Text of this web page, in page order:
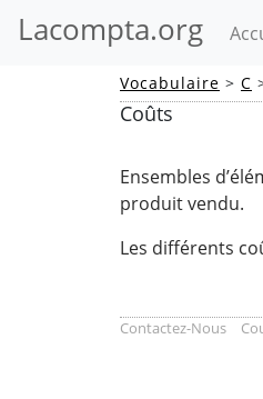
Lacompta.org
Vocabulaire > C
Coûts
Ensembles
produit vendu.
Les différents
Contactez-Nous